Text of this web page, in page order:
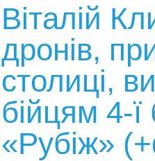
Віталій
дронів,
столиці,
бійцям 4-ї
«Рубіж»